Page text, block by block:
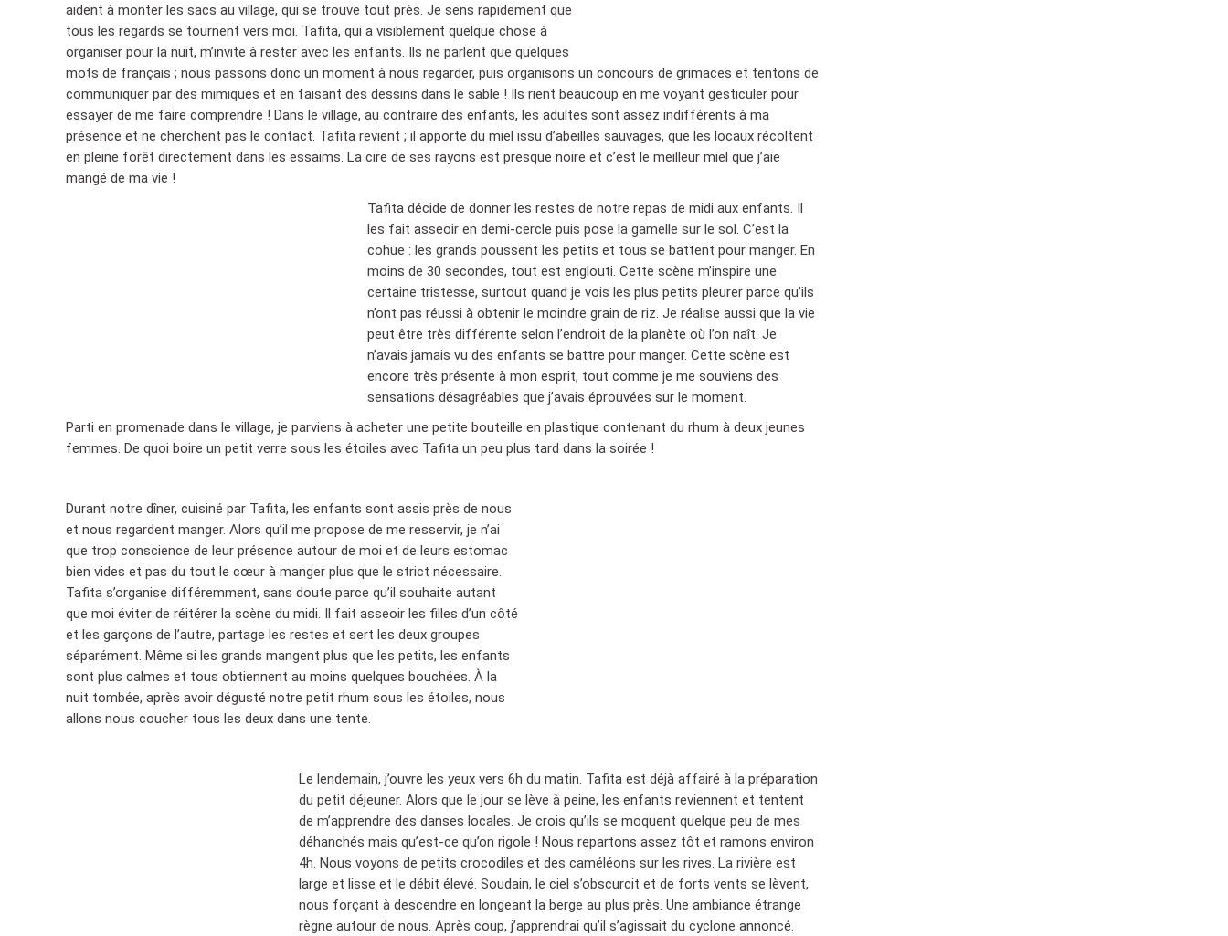
aident à monter les sacs au village, qui se trouve tout près. Je sens rapidement que
tous les regards se tournent vers moi. Tafita, qui a visiblement quelque chose à
organiser pour la nuit, m’invite à rester avec les enfants. Ils ne parlent que quelques
mots de français ; nous passons donc un moment à nous regarder, puis organisons un concours de grimaces et tentons de
communiquer par des mimiques et en faisant des dessins dans le sable ! Ils rient beaucoup en me voyant gesticuler pour
essayer de me faire comprendre ! Dans le village, au contraire des enfants, les adultes sont assez indifférents à ma
présence et ne cherchent pas le contact. Tafita revient ; il apporte du miel issu d’abeilles sauvages, que les locaux récoltent
en pleine forêt directement dans les essaims. La cire de ses rayons est presque noire et c’est le meilleur miel que j’aie
mangé de ma vie !
Tafita décide de donner les restes de notre repas de midi aux enfants. Il
les fait asseoir en demi-cercle puis pose la gamelle sur le sol. C’est la
cohue : les grands poussent les petits et tous se battent pour manger. En
moins de 30 secondes, tout est englouti. Cette scène m’inspire une
certaine tristesse, surtout quand je vois les plus petits pleurer parce qu’ils
n’ont pas réussi à obtenir le moindre grain de riz. Je réalise aussi que la vie
peut être très différente selon l’endroit de la planète où l’on naît. Je
n’avais jamais vu des enfants se battre pour manger. Cette scène est
encore très présente à mon esprit, tout comme je me souviens des
sensations désagréables que j’avais éprouvées sur le moment.
Parti en promenade dans le village, je parviens à acheter une petite bouteille en plastique contenant du rhum à deux jeunes
femmes. De quoi boire un petit verre sous les étoiles avec Tafita un peu plus tard dans la soirée !
Durant notre dîner, cuisiné par Tafita, les enfants sont assis près de nous
et nous regardent manger. Alors qu’il me propose de me resservir, je n’ai
que trop conscience de leur présence autour de moi et de leurs estomac
bien vides et pas du tout le cœur à manger plus que le strict nécessaire.
Tafita s’organise différemment, sans doute parce qu’il souhaite autant
que moi éviter de réitérer la scène du midi. Il fait asseoir les filles d’un côté
et les garçons de l’autre, partage les restes et sert les deux groupes
séparément. Même si les grands mangent plus que les petits, les enfants
sont plus calmes et tous obtiennent au moins quelques bouchées. À la
nuit tombée, après avoir dégusté notre petit rhum sous les étoiles, nous
allons nous coucher tous les deux dans une tente.
Le lendemain, j’ouvre les yeux vers 6h du matin. Tafita est déjà affairé à la préparation
du petit déjeuner. Alors que le jour se lève à peine, les enfants reviennent et tentent
de m’apprendre des danses locales. Je crois qu’ils se moquent quelque peu de mes
déhanchés mais qu’est-ce qu’on rigole ! Nous repartons assez tôt et ramons environ
4h. Nous voyons de petits crocodiles et des caméléons sur les rives. La rivière est
large et lisse et le débit élevé. Soudain, le ciel s’obscurcit et de forts vents se lèvent,
nous forçant à descendre en longeant la berge au plus près. Une ambiance étrange
règne autour de nous. Après coup, j’apprendrai qu’il s’agissait du cyclone annoncé.